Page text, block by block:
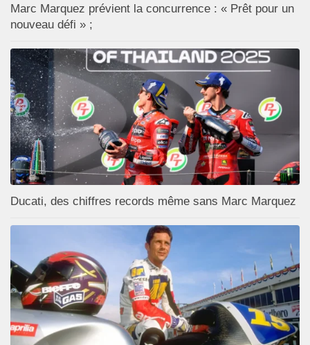
Marc Marquez prévient la concurrence : « Prêt pour un
nouveau défi » ;
Ducati, des chiffres records même sans Marc Marquez